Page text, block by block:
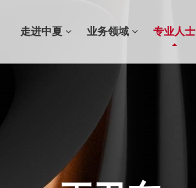
走进中夏 业务领域 专业人士